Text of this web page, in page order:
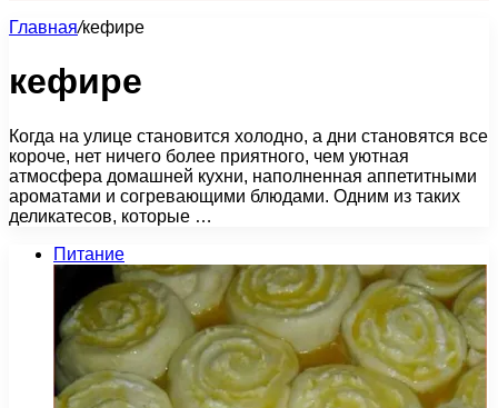
Главная/кефире
кефире
Когда на улице становится холодно, а дни становятся все
короче, нет ничего более приятного, чем уютная
атмосфера домашней кухни, наполненная аппетитными
ароматами и согревающими блюдами. Одним из таких
деликатесов, которые …
Питание